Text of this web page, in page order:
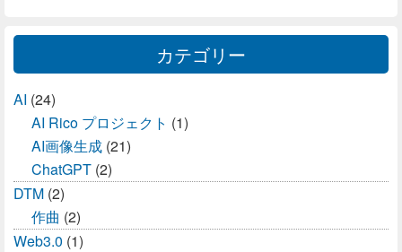
カテゴリー
AI (24)
AI Rico プロジェクト (1)
AI画像生成 (21)
ChatGPT (2)
DTM (2)
作曲 (2)
Web3.0 (1)